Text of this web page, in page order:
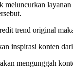
trend original
inspirasi konten
mengunggah